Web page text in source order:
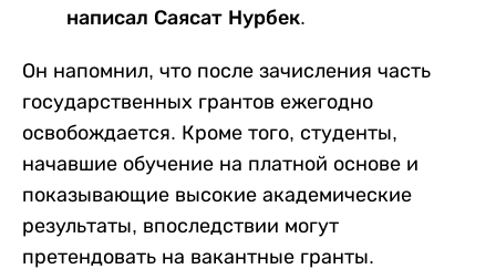
написал Саясат Нурбек.
Он напомнил, что после зачисления часть
государственных грантов ежегодно
освобождается. Кроме того, студенты,
начавшие обучение на платной основе и
показывающие высокие академические
результаты, впоследствии могут
претендовать на вакантные гранты.